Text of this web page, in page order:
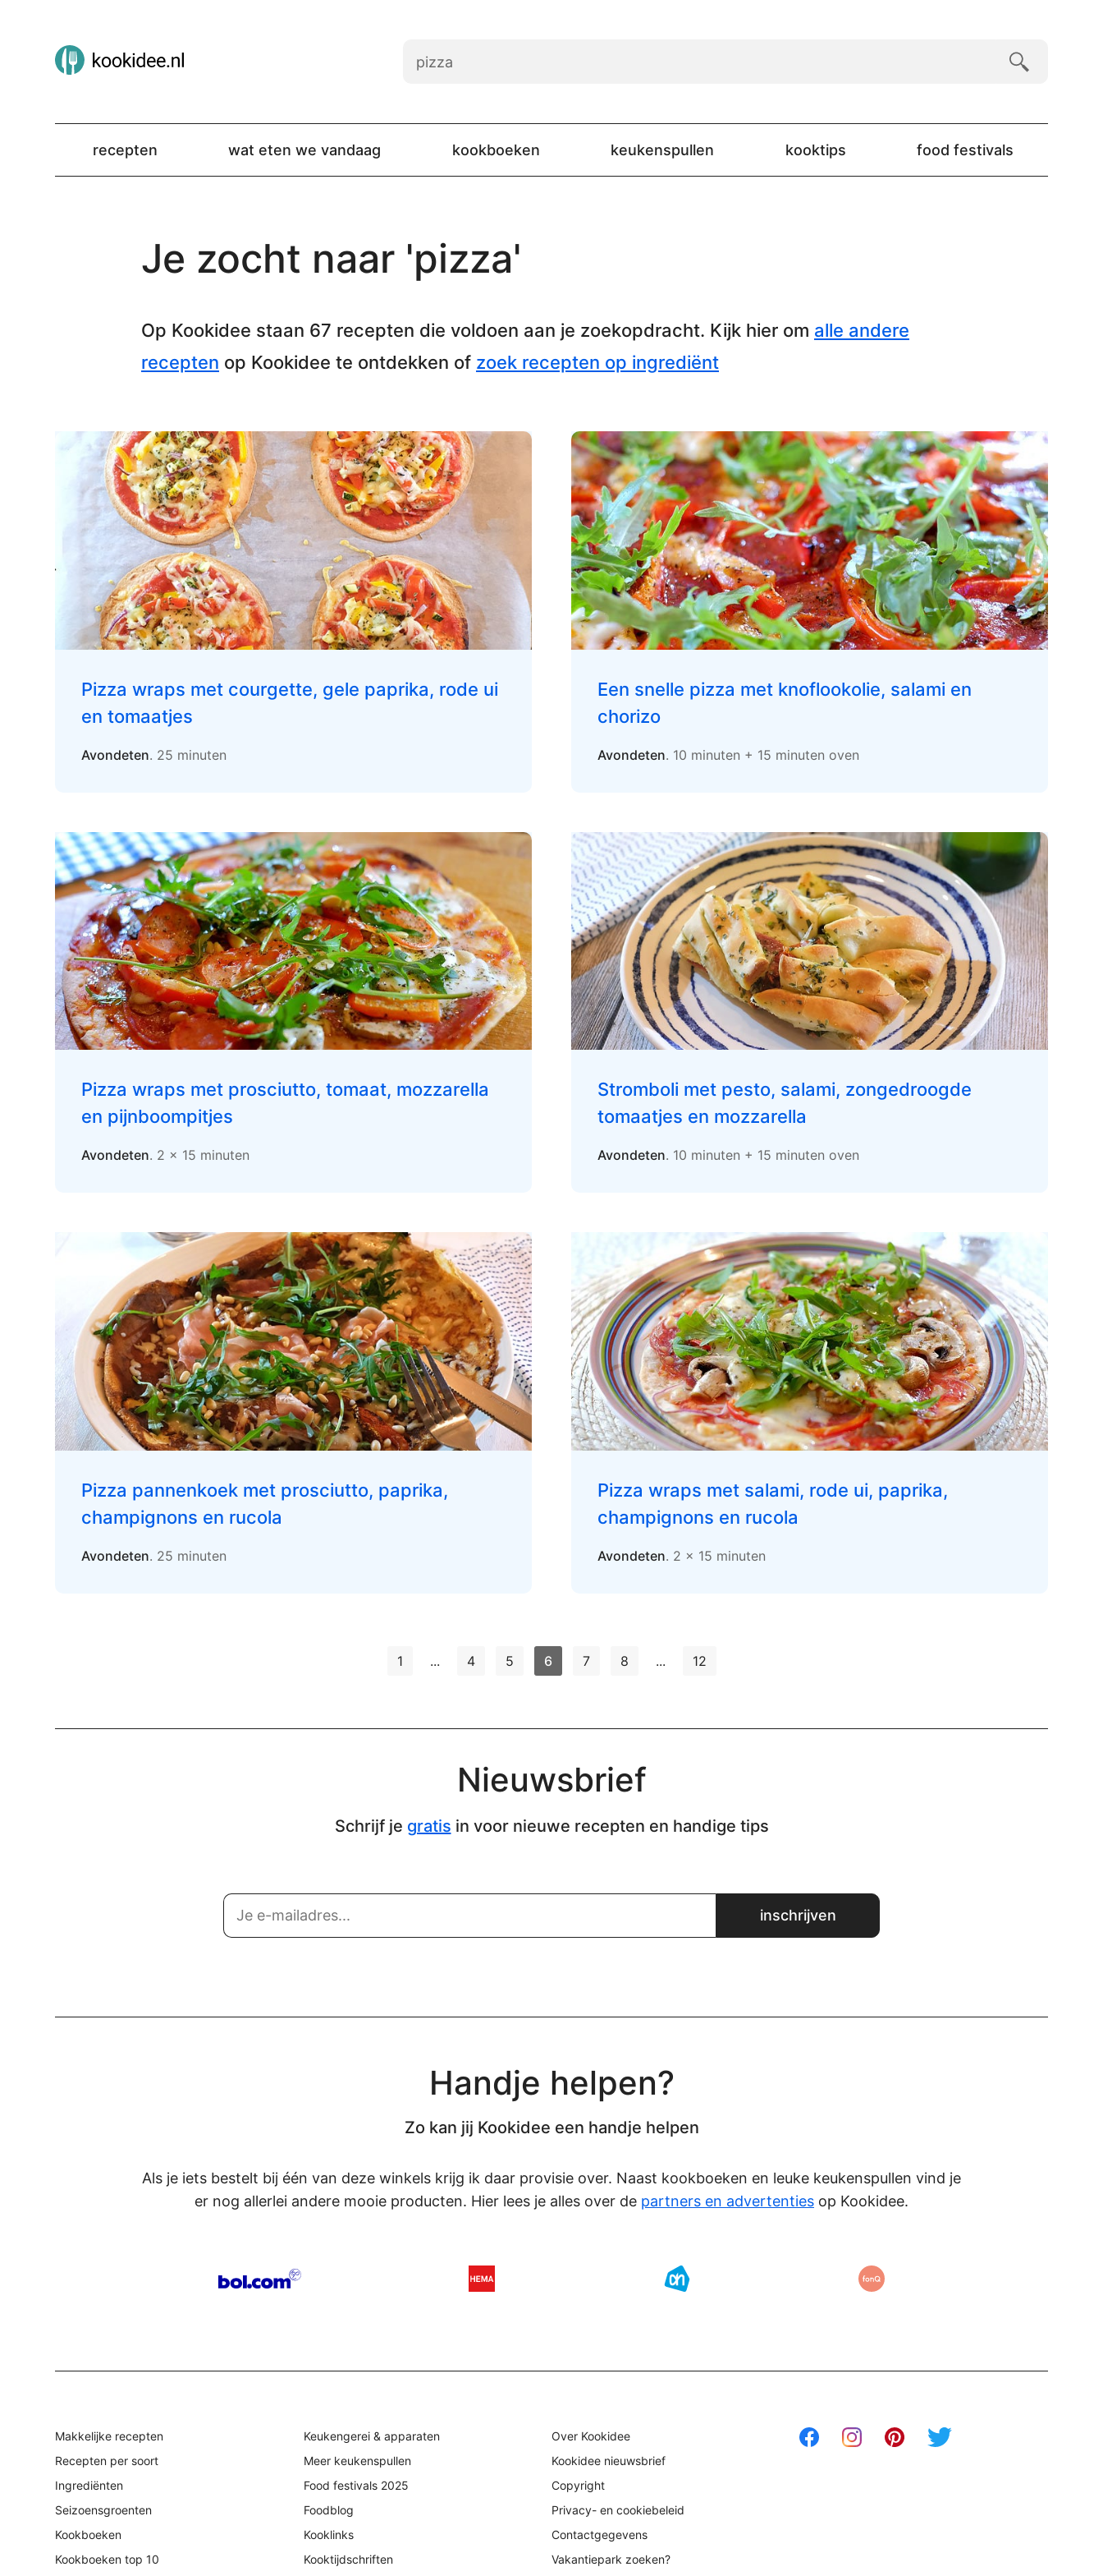
recepten wat eten we vandaag kookboeken keukenspullen kooktips food festivals
Je zocht naar 'pizza'
Op Kookidee staan 67 recepten die voldoen aan je zoekopdracht. Kijk hier om alle andere
recepten op Kookidee te ontdekken of zoek recepten op ingrediënt
Pizza wraps met courgette, gele paprika, rode ui
en tomaatjes
Avondeten. 25 minuten
Een snelle pizza met knoflookolie, salami en
chorizo
Avondeten. 10 minuten + 15 minuten oven
Pizza wraps met prosciutto, tomaat, mozzarella
en pijnboompitjes
Avondeten. 2 x 15 minuten
Stromboli met pesto, salami, zongedroogde
tomaatjes en mozzarella
Avondeten. 10 minuten + 15 minuten oven
Pizza pannenkoek met prosciutto, paprika,
champignons en rucola
Avondeten. 25 minuten
Pizza wraps met salami, rode ui, paprika,
champignons en rucola
Avondeten. 2 x 15 minuten
1 ... 4 5 6 7 8 ... 12
Nieuwsbrief
Schrijf je gratis in voor nieuwe recepten en handige tips
Handje helpen?
Zo kan jij Kookidee een handje helpen
Als je iets bestelt bij één van deze winkels krijg ik daar provisie over. Naast kookboeken en leuke keukenspullen vind je
er nog allerlei andere mooie producten. Hier lees je alles over de partners en advertenties op Kookidee.
Makkelijke recepten
Recepten per soort
Ingrediënten
Seizoensgroenten
Kookboeken
Kookboeken top 10
Keukengerei & apparaten
Meer keukenspullen
Food festivals 2025
Foodblog
Kooklinks
Kooktijdschriften
Over Kookidee
Kookidee nieuwsbrief
Copyright
Privacy- en cookiebeleid
Contactgegevens
Vakantiepark zoeken?